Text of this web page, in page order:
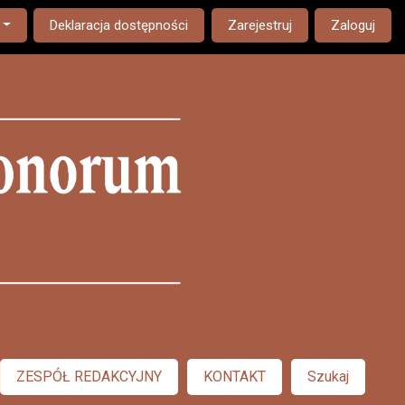
The current language is:
Deklaracja dostępności Zarejestruj Zaloguj
ZESPÓŁ REDAKCYJNY KONTAKT Szukaj